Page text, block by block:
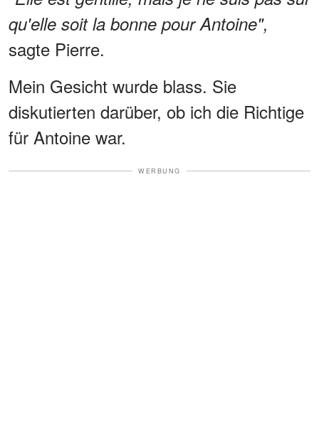
qu'elle soit la bonne pour Antoine",
sagte Pierre.
Mein Gesicht wurde blass. Sie
diskutierten darüber, ob ich die Richtige
für Antoine war.
WERBUNG